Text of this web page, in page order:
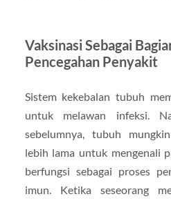
Vaksinasi Sebagai
Pencegahan Penyakit
Sistem kekebalan tubuh
untuk melawan infeksi.
sebelumnya, tubuh
lebih lama untuk mengenali
berfungsi sebagai proses
imun. Ketika seseorang